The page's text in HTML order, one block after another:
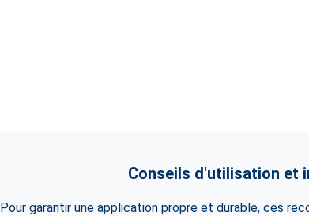
Conseils d'utilisation et
Pour garantir une application propre et durable, ces